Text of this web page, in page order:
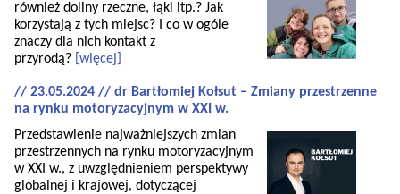
również doliny rzeczne, łąki itp.? Jak
korzystają z tych miejsc? I co w ogóle
znaczy dla nich kontakt z
przyrodą? [więcej]
// 23.05.2024 // dr Bartłomiej Kołsut – Zmiany przestrzenne
na rynku motoryzacyjnym w XXI w.
Przedstawienie najważniejszych zmian
przestrzennych na rynku motoryzacyjnym
w XXI w., z uwzględnieniem perspektywy
globalnej i krajowej, dotyczącej